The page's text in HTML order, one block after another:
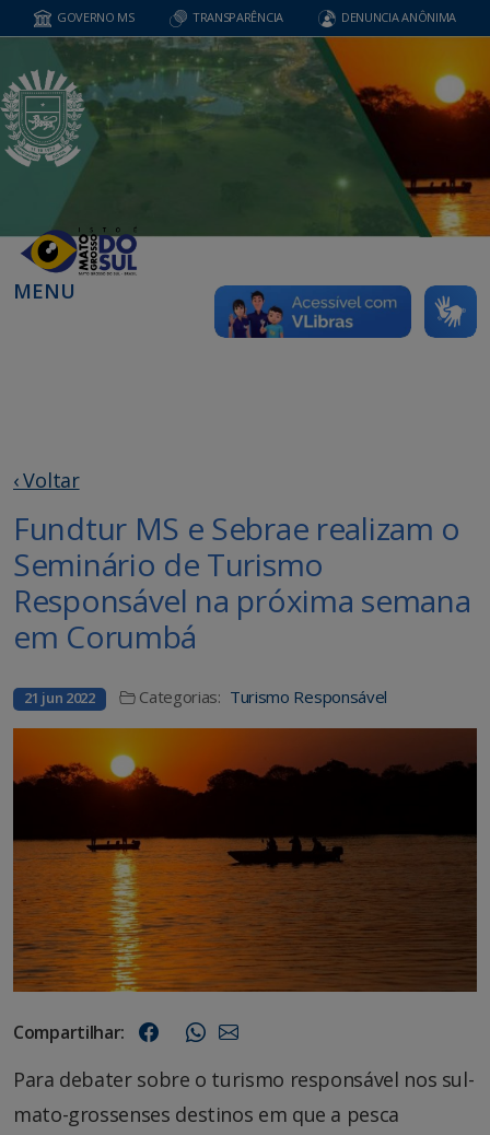
GOVERNO MS TRANSPARÊNCIA DENUNCIA ANÔNIMA
MENU
‹ Voltar
Fundtur MS e Sebrae realizam o
Seminário de Turismo
Responsável na próxima semana
em Corumbá
21 jun 2022 Categorias: Turismo Responsável
Compartilhar:
Para debater sobre o turismo responsável nos sul-
mato-grossenses destinos em que a pesca